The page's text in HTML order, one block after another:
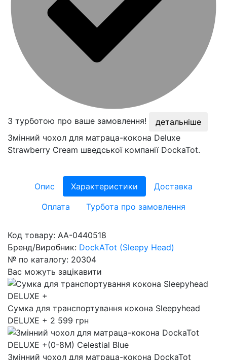
З турботою про ваше замовлення!
детальніше
Змінний чохол для матраца-кокона Deluxe
Strawberry Cream шведської компанії DockaTot.
Опис Характеристики
Доставка
Оплата
Турбота про замовлення
Код товару: AA-0440518
Бренд/Виробник: DockATot (Sleepy Head)
№ по каталогу: 20304
Вас можуть зацікавити
Сумка для транспортування кокона Sleepyhead
DELUXE + 2 599 грн
Змінний чохол для матраца-кокона DockaTot